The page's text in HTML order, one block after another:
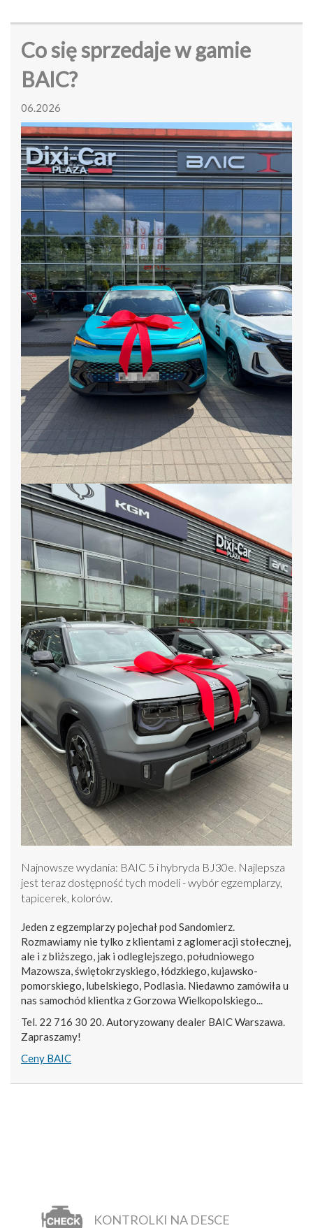
Co się sprzedaje w gamie
BAIC?
06.2026
Najnowsze wydania: BAIC 5 i hybryda BJ30e. Najlepsza
jest teraz dostępność tych modeli - wybór egzemplarzy,
tapicerek, kolorów.
Jeden z egzemplarzy pojechał pod Sandomierz.
Rozmawiamy nie tylko z klientami z aglomeracji stołecznej,
ale i z bliższego, jak i odleglejszego, południowego
Mazowsza, świętokrzyskiego, łódzkiego, kujawsko-
pomorskiego, lubelskiego, Podlasia. Niedawno zamówiła u
nas samochód klientka z Gorzowa Wielkopolskiego...
Tel. 22 716 30 20. Autoryzowany dealer BAIC Warszawa.
Zapraszamy!
Ceny BAIC
KONTROLKI NA DESCE